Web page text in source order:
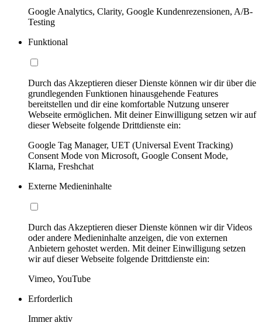
Google Analytics, Clarity, Google Kundenrezensionen, A/B-
Testing
Funktional
Durch das Akzeptieren dieser Dienste können wir dir über die
grundlegenden Funktionen hinausgehende Features
bereitstellen und dir eine komfortable Nutzung unserer
Webseite ermöglichen. Mit deiner Einwilligung setzen wir auf
dieser Webseite folgende Drittdienste ein:
Google Tag Manager, UET (Universal Event Tracking)
Consent Mode von Microsoft, Google Consent Mode,
Klarna, Freshchat
Externe Medieninhalte
Durch das Akzeptieren dieser Dienste können wir dir Videos
oder andere Medieninhalte anzeigen, die von externen
Anbietern gehostet werden. Mit deiner Einwilligung setzen
wir auf dieser Webseite folgende Drittdienste ein:
Vimeo, YouTube
Erforderlich
Immer aktiv